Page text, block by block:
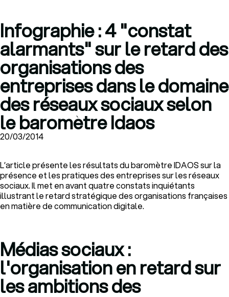
Infographie : 4 "constat
alarmants" sur le retard des
organisations des
entreprises dans le domaine
des réseaux sociaux selon
le baromètre Idaos
20/03/2014
L’article présente les résultats du baromètre IDAOS sur la
présence et les pratiques des entreprises sur les réseaux
sociaux. Il met en avant quatre constats inquiétants
illustrant le retard stratégique des organisations françaises
en matière de communication digitale.
Médias sociaux :
l'organisation en retard sur
les ambitions des